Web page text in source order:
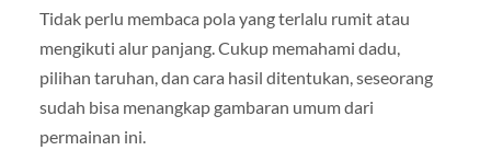
Tidak perlu membaca pola yang terlalu rumit atau
mengikuti alur panjang. Cukup memahami dadu,
pilihan taruhan, dan cara hasil ditentukan, seseorang
sudah bisa menangkap gambaran umum dari
permainan ini.